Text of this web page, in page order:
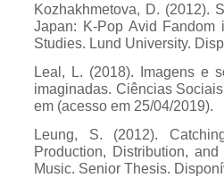
Kozhakhmetova, D. (2012).
Japan: K-Pop Avid Fandom
Studies. Lund University.
Leal, L. (2018). Imagens e
imaginadas. Ciências
em (acesso em 25/04/2019).
Leung, S. (2012).
Production, Distribution,
Music. Senior Thesis.